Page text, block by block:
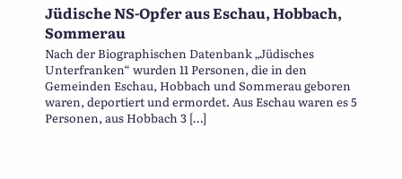
Jüdische NS-Opfer aus Eschau, Hobbach,
Sommerau
Nach der Biographischen Datenbank „Jüdisches
Unterfranken“ wurden 11 Personen, die in den
Gemeinden Eschau, Hobbach und Sommerau geboren
waren, deportiert und ermordet. Aus Eschau waren es 5
Personen, aus Hobbach 3 […]